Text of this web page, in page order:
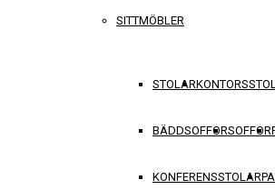
SITTMÖBLER
STOLAR
BÄDDSOFFORSOFFOR
KONFERENSSTOLAR